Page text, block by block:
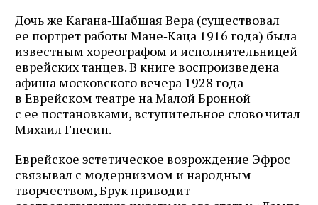
Дочь же Кагана‑Шабшая Вера (существовал
ее портрет работы Мане‑Каца 1916 года) была
известным хореографом и исполнительницей
еврейских танцев. В книге воспроизведена
афиша московского вечера 1928 года
в Еврейском театре на Малой Бронной
с ее постановками, вступительное слово читал
Михаил Гнесин.
Еврейское эстетическое возрождение Эфрос
связывал с модернизмом и народным
творчеством, Брук приводит